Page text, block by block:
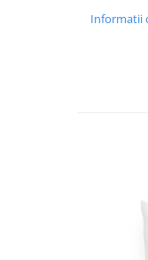
Informatii